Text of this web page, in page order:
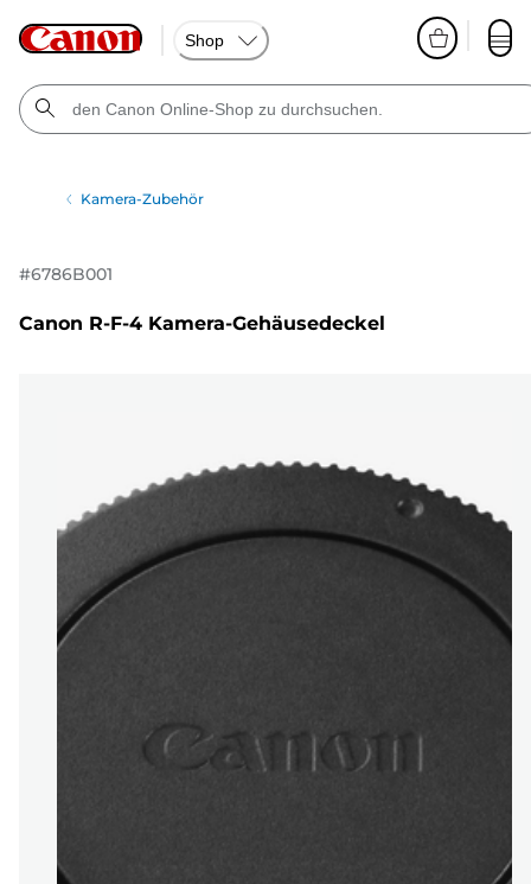
Shop
Kamera-Zubehör
#6786B001
Canon R-F-4 Kamera-Gehäusedeckel